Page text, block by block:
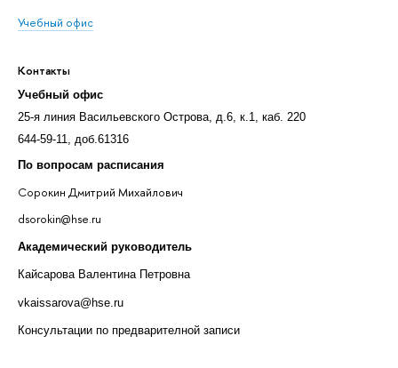
Учебный офис
Контакты
Учебный офис
25-я линия Васильевского Острова, д.6, к.1, каб. 220
644-59-11, доб.61316
По вопросам расписания
Сорокин Дмитрий Михайлович
dsorokin@hse.ru
Академический руководитель
Кайсарова Валентина Петровна
vkaissarova@hse.ru
Консультации по предварителной записи